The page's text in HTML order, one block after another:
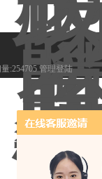
:254705管理登陆